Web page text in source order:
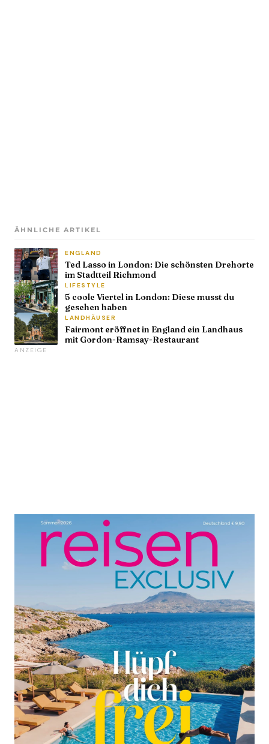
ÄHNLICHE ARTIKEL
ENGLAND
Ted Lasso in London: Die schönsten Drehorte
im Stadtteil Richmond
LIFESTYLE
5 coole Viertel in London: Diese musst du
gesehen haben
LANDHÄUSER
Fairmont eröffnet in England ein Landhaus
mit Gordon-Ramsay-Restaurant
ANZEIGE